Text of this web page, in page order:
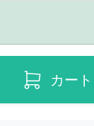
カー